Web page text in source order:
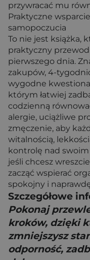
przywracać mu
Praktyczne
samopoczucia
To nie jest książka,
praktyczny
pierwszego dnia.
zakupów, 4-
wygodne
którym łatwiej
codzienną
alergie, uciążliwe
zmęczenie, aby
witalnością,
kontrolę nad swoim
jeśli chcesz
zacząć wspierać
spokojny i
Szczegółowe
Pokonaj
kroków, dzięki
zmniejszysz
odporność,